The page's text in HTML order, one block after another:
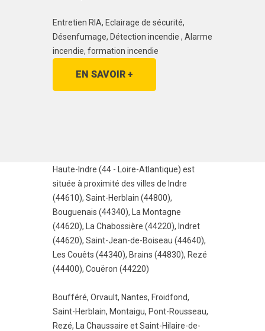
Entretien RIA, Eclairage de sécurité,
Désenfumage, Détection incendie , Alarme
incendie, formation incendie
EN SAVOIR +
Haute-Indre (44 - Loire-Atlantique) est
située à proximité des villes de Indre
(44610), Saint-Herblain (44800),
Bouguenais (44340),
La Montagne
(44620), La Chabossière (44220), Indret
(44620), Saint-Jean-de-Boiseau (44640),
Les Couêts (44340), Brains (44830), Rezé
(44400), Couëron (44220)
Boufféré, Orvault, Nantes, Froidfond,
Saint-Herblain, Montaigu, Pont-Rousseau,
Rezé, La Chaussaire etSaint-Hilaire-de-